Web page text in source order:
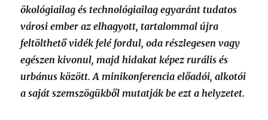
ökológiailag és technológiailag egyaránt tudatos
városi ember az elhagyott, tartalommal újra
feltölthető vidék felé fordul, oda részlegesen vagy
egészen kivonul, majd hidakat képez rurális és
urbánus között. A minikonferencia előadói, alkotói
a saját szemszögükből mutatják be ezt a helyzetet.